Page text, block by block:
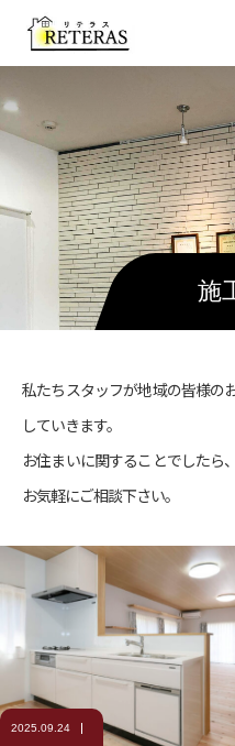
施
私たちスタッフが地域の皆様の
していきます。
お住まいに関することでしたら
お気軽にご相談下さい。
2025.09.24